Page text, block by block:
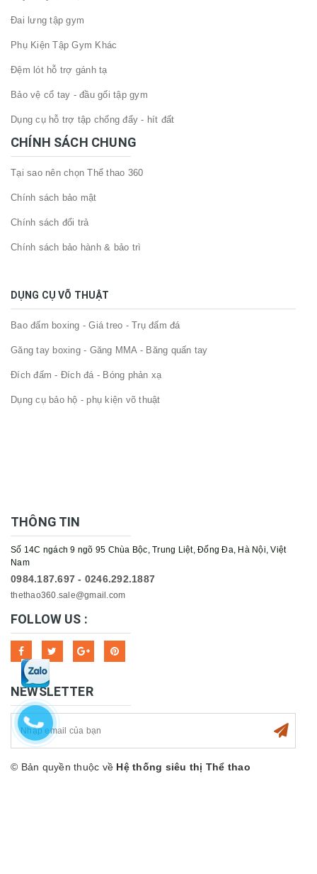
Đai lưng tập gym
Phụ Kiện Tập Gym Khác
Đệm lót hỗ trợ gánh tạ
Bảo vệ cổ tay - đầu gối tập gym
Dụng cụ hỗ trợ tập chống đẩy - hít đất
CHÍNH SÁCH CHUNG
Tại sao nên chọn Thể thao 360
Chính sách bảo mật
Chính sách đổi trả
Chính sách bảo hành & bảo trì
DỤNG CỤ VÕ THUẬT
Bao đấm boxing - Giá treo - Trụ đấm đá
Găng tay boxing - Găng MMA - Băng quấn tay
Đích đấm - Đích đá - Bóng phản xạ
Dụng cụ bảo hộ - phụ kiện võ thuật
THÔNG TIN
Số 14C ngách 9 ngõ 95 Chùa Bộc, Trung Liệt, Đống Đa, Hà Nội, Việt
Nam
0984.187.697 - 0246.292.1887
thethao360.sale@gmail.com
FOLLOW US :
NEWSLETTER
© Bản quyền thuộc về Hệ thống siêu thị Thể thao